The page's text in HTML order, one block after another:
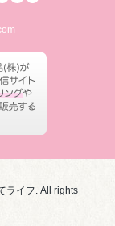
ライフ. All rights